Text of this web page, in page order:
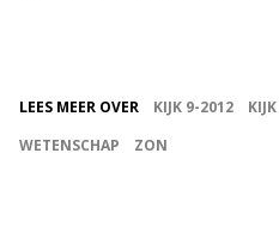
LEES MEER OVER KIJK 9-2012
WETENSCHAP
ZON